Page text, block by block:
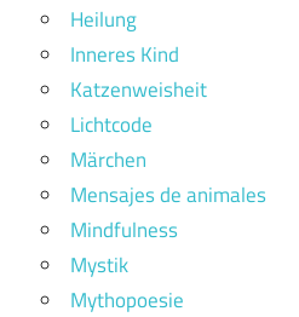
Heilung
Inneres Kind
Katzenweisheit
Lichtcode
Märchen
Mensajes de animales
Mindfulness
Mystik
Mythopoesie